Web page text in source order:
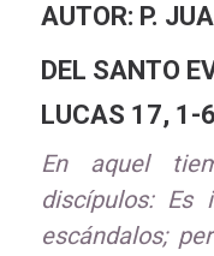
AUTOR: P.
DEL SANTO
LUCAS 17, 1-6
En aquel
discípulos: Es
escándalos;